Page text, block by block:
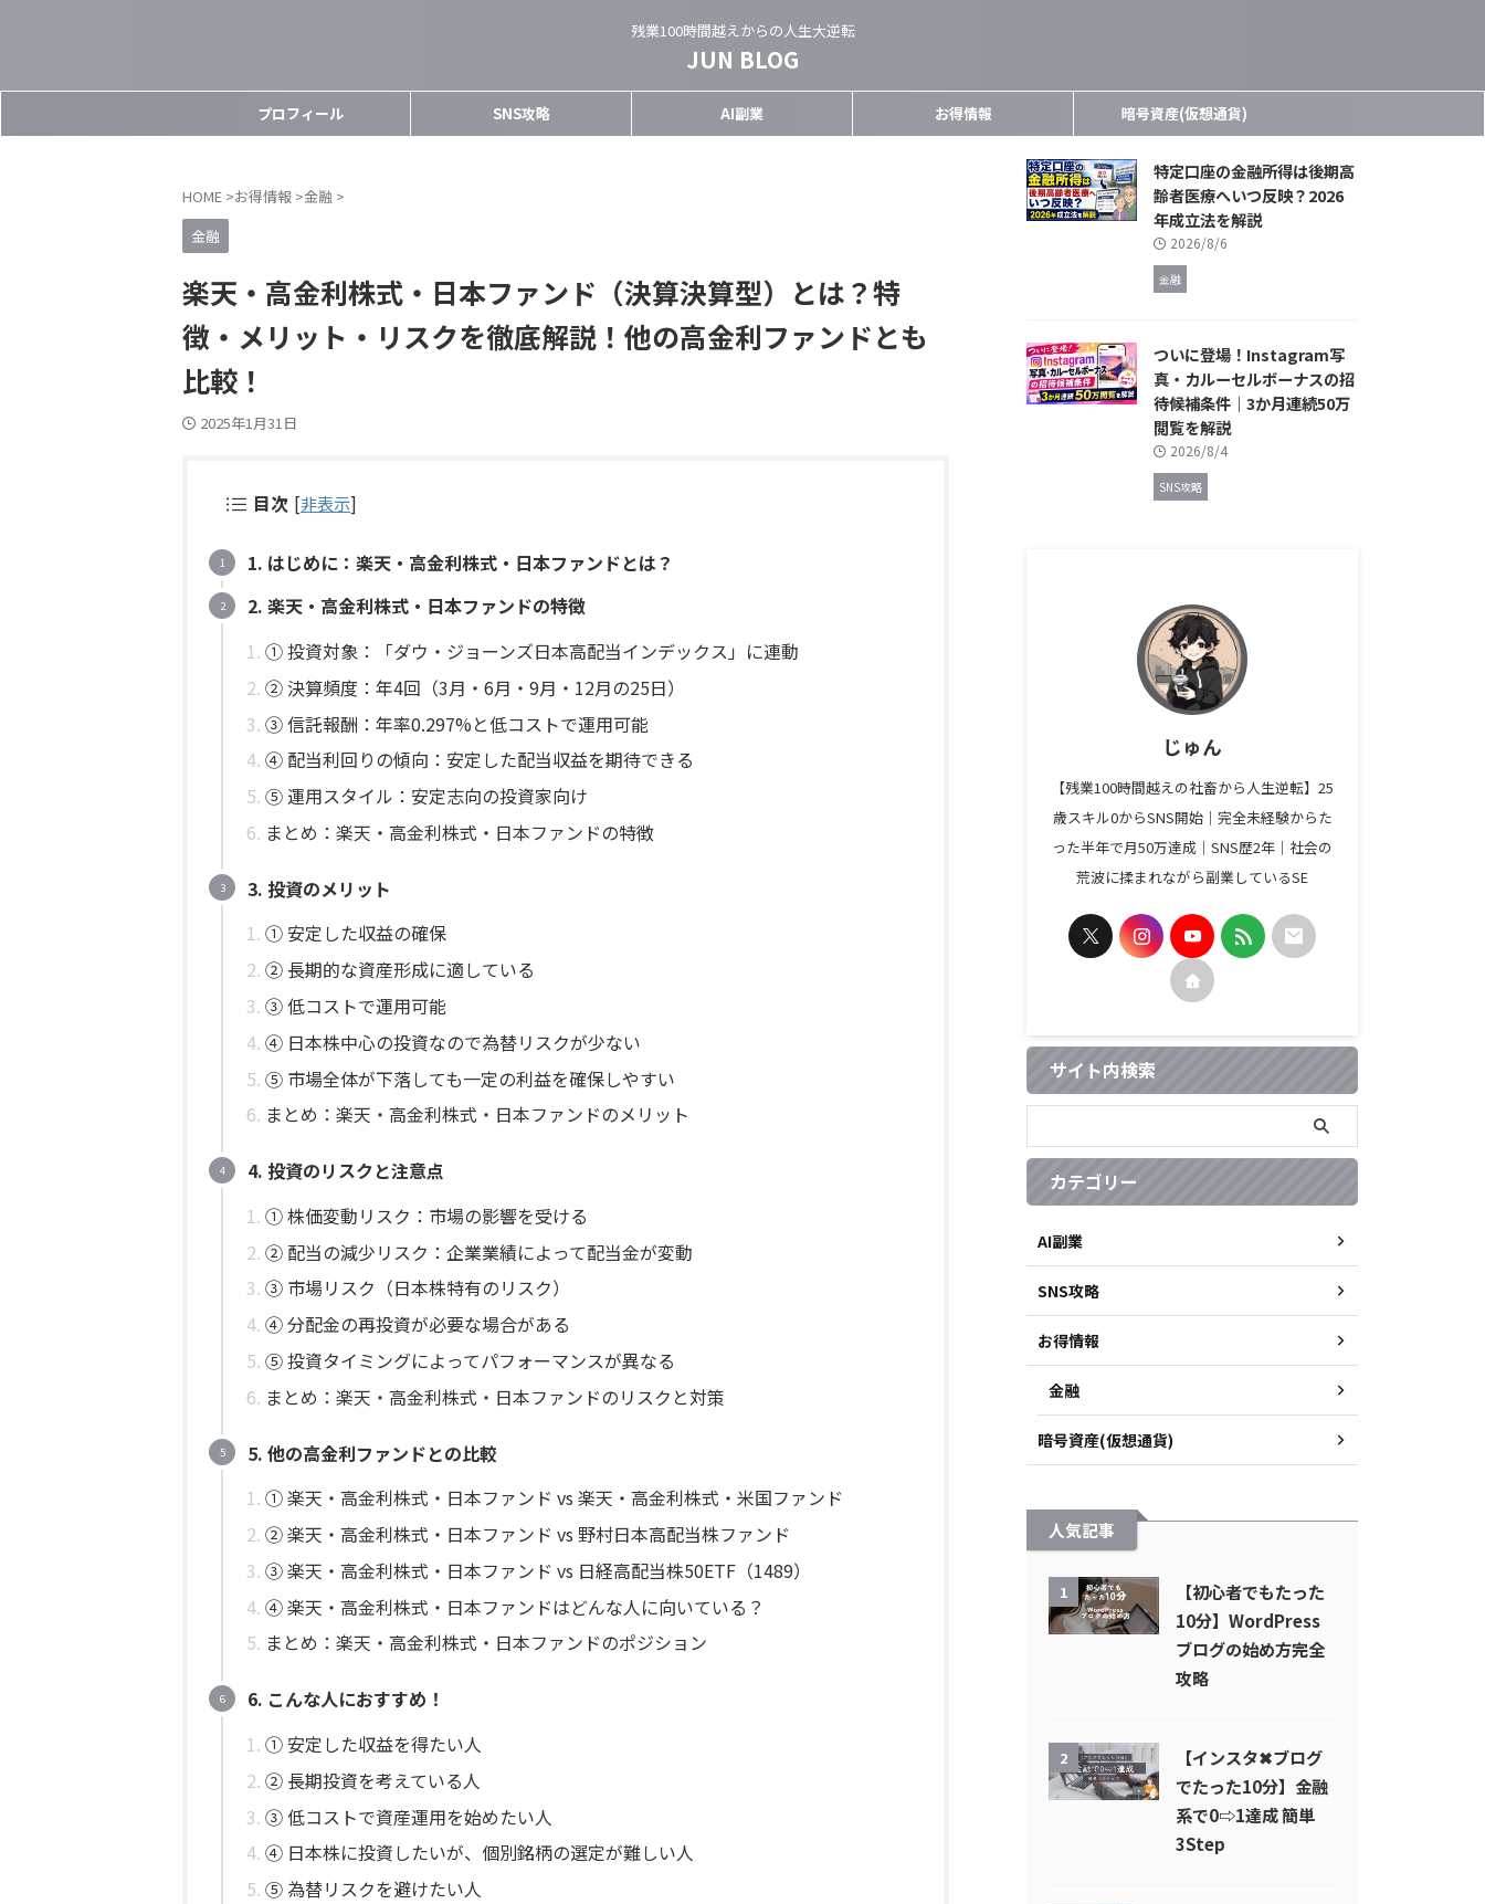
残業100時間越えからの人生大逆転
JUN BLOG
プロフィール SNS攻略 AI副業 お得情報 暗号資産(仮想通貨)
HOME >お得情報 >金融 >
金融
楽天・高金利株式・日本ファンド（決算決算型）とは？特
徴・メリット・リスクを徹底解説！他の高金利ファンドとも
比較！
2025年1月31日
目次 [非表示]
1. はじめに：楽天・高金利株式・日本ファンドとは？
2. 楽天・高金利株式・日本ファンドの特徴
① 投資対象：「ダウ・ジョーンズ日本高配当インデックス」に連動
② 決算頻度：年4回（3月・6月・9月・12月の25日）
③ 信託報酬：年率0.297%と低コストで運用可能
④ 配当利回りの傾向：安定した配当収益を期待できる
⑤ 運用スタイル：安定志向の投資家向け
まとめ：楽天・高金利株式・日本ファンドの特徴
3. 投資のメリット
① 安定した収益の確保
② 長期的な資産形成に適している
③ 低コストで運用可能
④ 日本株中心の投資なので為替リスクが少ない
⑤ 市場全体が下落しても一定の利益を確保しやすい
まとめ：楽天・高金利株式・日本ファンドのメリット
4. 投資のリスクと注意点
① 株価変動リスク：市場の影響を受ける
② 配当の減少リスク：企業業績によって配当金が変動
③ 市場リスク（日本株特有のリスク）
④ 分配金の再投資が必要な場合がある
⑤ 投資タイミングによってパフォーマンスが異なる
まとめ：楽天・高金利株式・日本ファンドのリスクと対策
5. 他の高金利ファンドとの比較
① 楽天・高金利株式・日本ファンド vs 楽天・高金利株式・米国ファンド
② 楽天・高金利株式・日本ファンド vs 野村日本高配当株ファンド
③ 楽天・高金利株式・日本ファンド vs 日経高配当株50ETF（1489）
④ 楽天・高金利株式・日本ファンドはどんな人に向いている？
まとめ：楽天・高金利株式・日本ファンドのポジション
6. こんな人におすすめ！
① 安定した収益を得たい人
② 長期投資を考えている人
③ 低コストで資産運用を始めたい人
④ 日本株に投資したいが、個別銘柄の選定が難しい人
⑤ 為替リスクを避けたい人
特定口座の金融所得は後期高
齢者医療へいつ反映？2026
年成立法を解説
2026/8/6
金融
ついに登場！Instagram写
真・カルーセルボーナスの招
待候補条件｜3か月連続50万
閲覧を解説
2026/8/4
SNS攻略
じゅん
【残業100時間越えの社畜から人生逆転】25
歳スキル0からSNS開始｜完全未経験からた
った半年で月50万達成｜SNS歴2年｜社会の
荒波に揉まれながら副業しているSE
サイト内検索
カテゴリー
AI副業
SNS攻略
お得情報
金融
暗号資産(仮想通貨)
人気記事
1
【初心者でもたった
10分】WordPress
ブログの始め方完全
攻略
2
【インスタ✖︎ブログ
でたった10分】金融
系で0⇨1達成 簡単
3Step